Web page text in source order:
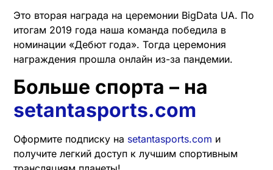
Это вторая награда на церемонии BigData UA. По
итогам 2019 года наша команда победила в
номинации «Дебют года». Тогда церемония
награждения прошла онлайн из-за пандемии.
Больше спорта – на
setantasports.com
Оформите подписку на setantasports.com и
получите легкий доступ к лучшим спортивным